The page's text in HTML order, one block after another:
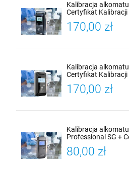
Kalibracja
Certyfikat Kalibracji
170,00 zł
Kalibracja
Certyfikat Kalibracji
170,00 zł
Kalibracja
Professional SG +
80,00 zł